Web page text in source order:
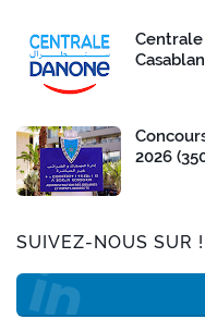
2026
SUIVEZ-NOUS SUR !